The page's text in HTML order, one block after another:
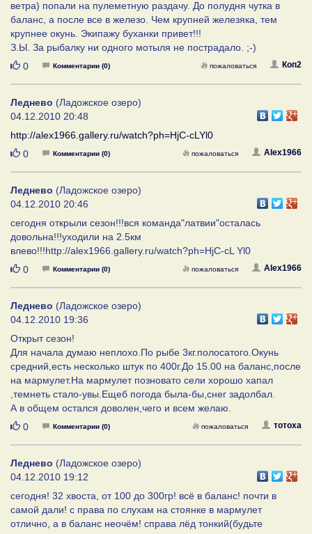
ветра) попали на пулеметную раздачу. До полудня чутка в
баланс, а после все в железо. Чем крупней железяка, тем
крупнее окунь. Экипажу буханки привет!!!
З.Ы. За рыбалку ни одного мотыля не пострадало. ;-)
Нравится
0 Комментарии (0) Коп2
пожаловаться
Леднево (Ладожское озеро)
04.12.2010 20:48
http://alex1966.gallery.ru/watch?ph=HjC-cLYl0
Нравится
0 Комментарии (0) Alex1966
пожаловаться
Леднево (Ладожское озеро)
04.12.2010 20:46
сегодня открыли сезон!!!вся команда"латвии"осталась
довольна!!!уходили на 2.5км
влево!!!http://alex1966.gallery.ru/watch?ph=HjC-cL Yl0
Нравится
0 Комментарии (0) Alex1966
пожаловаться
Леднево (Ладожское озеро)
04.12.2010 19:36
Открыт сезон!
Для начала думаю неплохо.По рыбе 3кг.полосатого.Окунь
средний,есть несколько штук по 400г.До 15.00 на баланс,после
на мармулет.На мармулет позновато сели хорошо хапал
,темнеть стало-увы.Ещеб погода была-бы,снег задолбал.
А в общем остался доволен,чего и всем желаю.
Нравится
0 Комментарии (0) тотоха
пожаловаться
Леднево (Ладожское озеро)
04.12.2010 19:12
сегодня! 32 хвоста, от 100 до 300гр! всё в баланс! почти в
самой дали! с права по слухам на стоянке в мармулет
отлично, а в баланс неочём! справа лёд тонкий(будьте